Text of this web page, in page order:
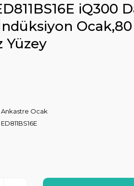
iQ300
Yüzey
Ankastre Ocak
ED811BS16E